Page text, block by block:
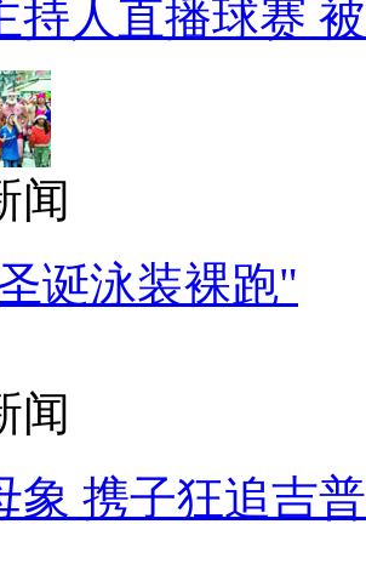
持人直播球赛
闻
诞泳装裸跑"
闻
象 携子狂追吉